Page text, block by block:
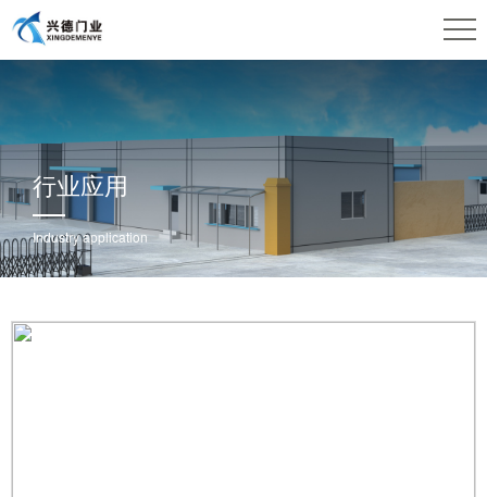
行业应用
Industry application